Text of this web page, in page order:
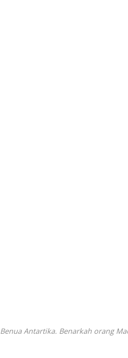
Benua Antartika. Benarkah orang